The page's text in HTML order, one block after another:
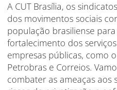
A CUT Brasília, os
dos movimentos sociais
população brasiliense
fortalecimento dos
empresas públicas, como
Petrobras e Correios.
combater as ameaças aos